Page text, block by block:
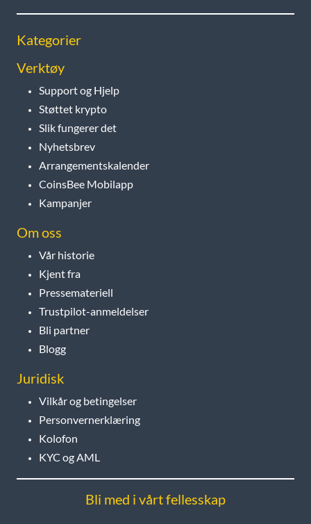
Kategorier
Verktøy
Support og Hjelp
Støttet krypto
Slik fungerer det
Nyhetsbrev
Arrangementskalender
CoinsBee Mobilapp
Kampanjer
Om oss
Vår historie
Kjent fra
Pressemateriell
Trustpilot-anmeldelser
Bli partner
Blogg
Juridisk
Vilkår og betingelser
Personvernerklæring
Kolofon
KYC og AML
Bli med i vårt fellesskap